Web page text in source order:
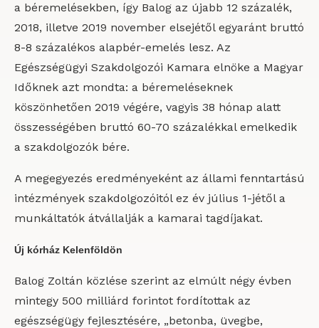
a béremelésekben, így Balog az újabb 12 százalék,
2018, illetve 2019 november elsejétől egyaránt bruttó
8-8 százalékos alapbér-emelés lesz. Az
Egészségügyi Szakdolgozói Kamara elnöke a Magyar
Időknek azt mondta: a béremeléseknek
köszönhetően 2019 végére, vagyis 38 hónap alatt
összességében bruttó 60-70 százalékkal emelkedik
a szakdolgozók bére.
A megegyezés eredményeként az állami fenntartású
intézmények szakdolgozóitól ez év július 1-jétől a
munkáltatók átvállalják a kamarai tagdíjakat.
Új kórház Kelenföldön
Balog Zoltán közlése szerint az elmúlt négy évben
mintegy 500 milliárd forintot fordítottak az
egészségügy fejlesztésére, „betonba, üvegbe,